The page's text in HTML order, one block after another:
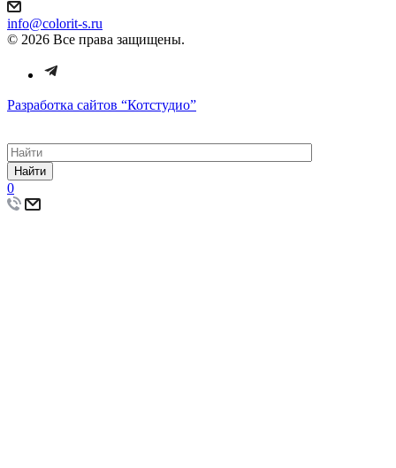
info@colorit-s.ru
© 2026 Все права защищены.
Разработка сайтов “Котстудио”
Найти
0